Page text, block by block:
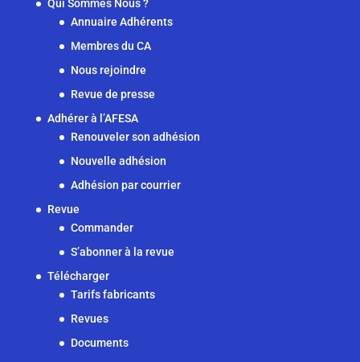
Qui Sommes Nous ?
Annuaire Adhérents
Membres du CA
Nous rejoindre
Revue de presse
Adhérer à l’AFESA
Renouveler son adhésion
Nouvelle adhésion
Adhésion par courrier
Revue
Commander
S’abonner à la revue
Télécharger
Tarifs fabricants
Revues
Documents